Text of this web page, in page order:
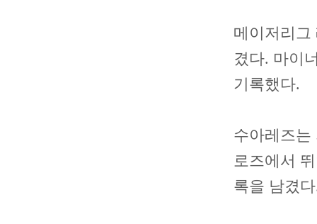
메이저리그
겼다. 마이
기록했다.
수아레즈는
로즈에서
록을 남겼